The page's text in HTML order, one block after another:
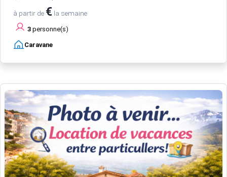
à partir de € la semaine
3 personne(s)
Caravane